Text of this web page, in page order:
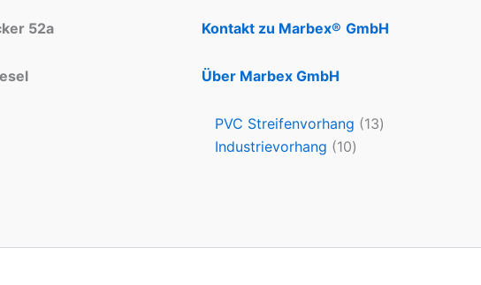
52a Kontakt zu Marbex® GmbH
Über Marbex GmbH
PVC Streifenvorhang 13
Industrievorhang 10